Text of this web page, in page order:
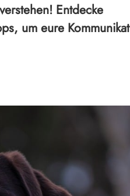
Entdecke
um eure